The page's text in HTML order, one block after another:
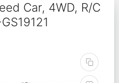
Car, 4WD, R/C